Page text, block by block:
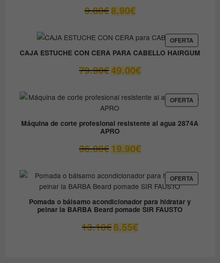
9.80€ El
precio
era:
9.80€.
8.90€El
precio
es:
8.90€.
OFERTA
EN
OFERTA
CAJA ESTUCHE CON CERA PARA CABELLO HAIRGUM
79.90€ El
precio
era:
79.90€.
49.00€El
precio
es:
OFERTA
EN
Máquina de corte profesional resistente al agua 2874A
APRO
36.00€ El
precio
era:
36.00€.
19.90€El
precio
es:
19.90€.
OFERTA
EN
Pomada o bálsamo acondicionador para hidratar y
peinar la BARBA Beard pomade SIR FAUSTO
13.10€El
precio
6.55€El
precio